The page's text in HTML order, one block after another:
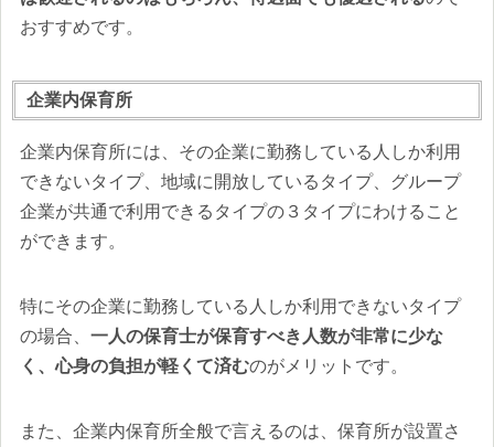
おすすめです。
企業内保育所
企業内保育所には、その企業に勤務している人しか利用
できないタイプ、地域に開放しているタイプ、グループ
企業が共通で利用できるタイプの３タイプにわけること
ができます。
特にその企業に勤務している人しか利用できないタイプ
の場合、 一人の保育士が保育すべき人数が非常に少な
く、心身の負担が軽くて済むのがメリットです。
また、企業内保育所全般で言えるのは、保育所が設置さ